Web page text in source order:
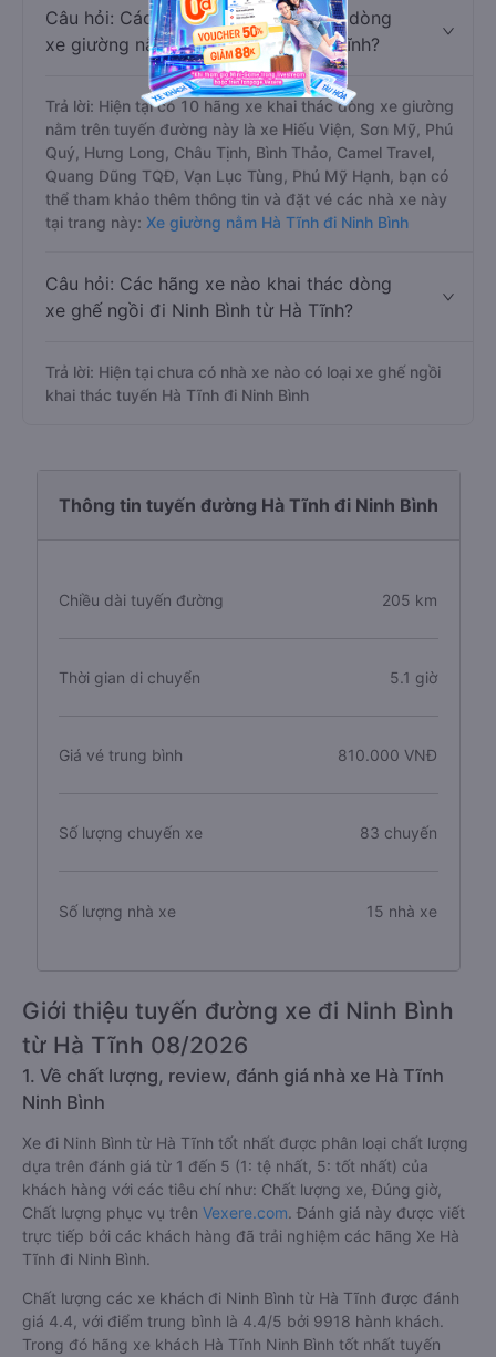
Câu hỏi: Các hãng xe nào khai thác dòng
xe giường nằm đi Ninh Bình từ Hà Tĩnh?
Trả lời: Hiện tại có 10 hãng xe khai thác dòng xe giường
nằm trên tuyến đường này là xe Hiếu Viện, Sơn Mỹ, Phú
Quý, Hưng Long, Châu Tịnh, Bình Thảo, Camel Travel,
Quang Dũng TQĐ, Vạn Lục Tùng, Phú Mỹ Hạnh, bạn có
thể tham khảo thêm thông tin và đặt vé các nhà xe này
tại trang này: Xe giường nằm Hà Tĩnh đi Ninh Bình
Câu hỏi: Các hãng xe nào khai thác dòng
xe ghế ngồi đi Ninh Bình từ Hà Tĩnh?
Trả lời: Hiện tại chưa có nhà xe nào có loại xe ghế ngồi
khai thác tuyến Hà Tĩnh đi Ninh Bình
Thông tin tuyến đường Hà Tĩnh đi Ninh Bình
Chiều dài tuyến đường 205 km
Thời gian di chuyển 5.1 giờ
Giá vé trung bình 810.000 VNĐ
Số lượng chuyến xe 83 chuyến
Số lượng nhà xe 15 nhà xe
Giới thiệu tuyến đường xe đi Ninh Bình
từ Hà Tĩnh 08/2026
1. Về chất lượng, review, đánh giá nhà xe Hà Tĩnh
Ninh Bình
Xe đi Ninh Bình từ Hà Tĩnh tốt nhất được phân loại chất lượng
dựa trên đánh giá từ 1 đến 5 (1: tệ nhất, 5: tốt nhất) của
khách hàng với các tiêu chí như: Chất lượng xe, Đúng giờ,
Chất lượng phục vụ trên Vexere.com. Đánh giá này được viết
trực tiếp bởi các khách hàng đã trải nghiệm các hãng Xe Hà
Tĩnh đi Ninh Bình.
Chất lượng các xe khách đi Ninh Bình từ Hà Tĩnh được đánh
giá 4.4, với điểm trung bình là 4.4/5 bởi 9918 hành khách.
Trong đó hãng xe khách Hà Tĩnh Ninh Bình tốt nhất tuyến